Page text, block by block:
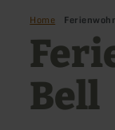
Home
Bell